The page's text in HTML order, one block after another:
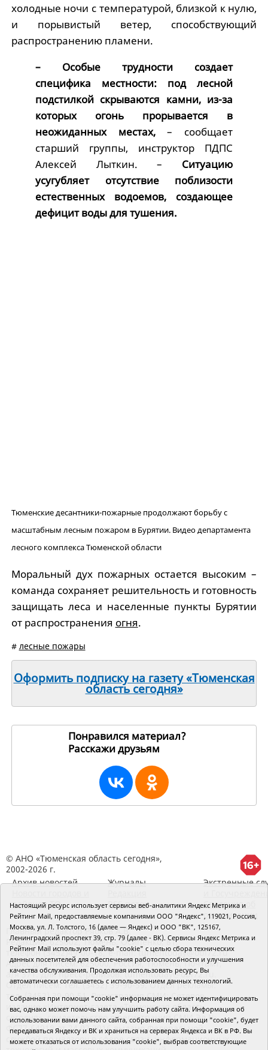
холодные ночи с температурой, близкой к нулю,
и порывистый ветер, способствующий
распространению пламени.
– Особые трудности создает
специфика местности: под лесной
подстилкой скрываются камни, из-за
которых огонь прорывается в
неожиданных местах,– сообщает
старший группы, инструктор ПДПС
Алексей Лыткин. – Ситуацию
усугубляет отсутствие поблизости
естественных водоемов, создающее
дефицит воды для тушения.
Тюменские десантники-пожарные продолжают борьбу с
масштабным лесным пожаром в Бурятии. Видео департамента
лесного комплекса Тюменской области
Моральный дух пожарных остается высоким –
команда сохраняет решительность и готовность
защищать леса и населенные пункты Бурятии
от распространения огня.
# лесные пожары
Оформить подписку на газету «Тюменская
область сегодня»
Понравился материал?
Расскажи друзьям
© АНО «Тюменская область сегодня»,
2002-2026 г.
Архив новостей
районов ТО
Журналы
RSS поток
Экстренные
Сведения об
организации
Главный редактор Рябков А.В.
Редакция: 625002, Тюмень, Осипенко, 81,
телефон (3452)49-00-18, e-mail: tumentoday@obl72.ru
Адрес для писем: 625000, Россия, Тюмень, Почтамт,
а/я 371. Для пресс-релизов: tumentoday@obl72.ru.
Отдел писем: тел. (3452) 39-90-59. Отдел рекламы:
тел. (3452) 39-90-51. Регистрация СМИ: Сетевое
издание «Интернет-газета «Тюменская область
сегодня», свидетельство о регистрации СМИ Эл №
ФС77-64918 от 24.02.2016 выдано Федеральной
службой по надзору в сфере связи, информационных
Настоящий ресурс использует сервисы веб-аналитики Яндекс Метрика и
Рейтинг Mail, предоставляемые компаниями ООО "Яндекс", 119021, Россия,
Москва, ул. Л. Толстого, 16 (далее — Яндекс) и ООО "ВК", 125167,
Ленинградский проспект 39, стр. 79 (далее - ВК). Сервисы Яндекс Метрика и
Рейтинг Mail используют файлы "cookie" с целью сбора технических
данных посетителей для обеспечения работоспособности и улучшения
качества обслуживания. Продолжая использовать ресурс, Вы
автоматически соглашаетесь с использованием данных технологий.
Собранная при помощи "cookie" информация не может идентифицировать
вас, однако может помочь нам улучшить работу сайта. Информация об
использовании вами данного сайта, собранная при помощи "cookie", будет
передаваться Яндексу и ВК и храниться на серверах Яндекса и ВК в РФ. Вы
можете отказаться от использования "cookie", выбрав соответствующие